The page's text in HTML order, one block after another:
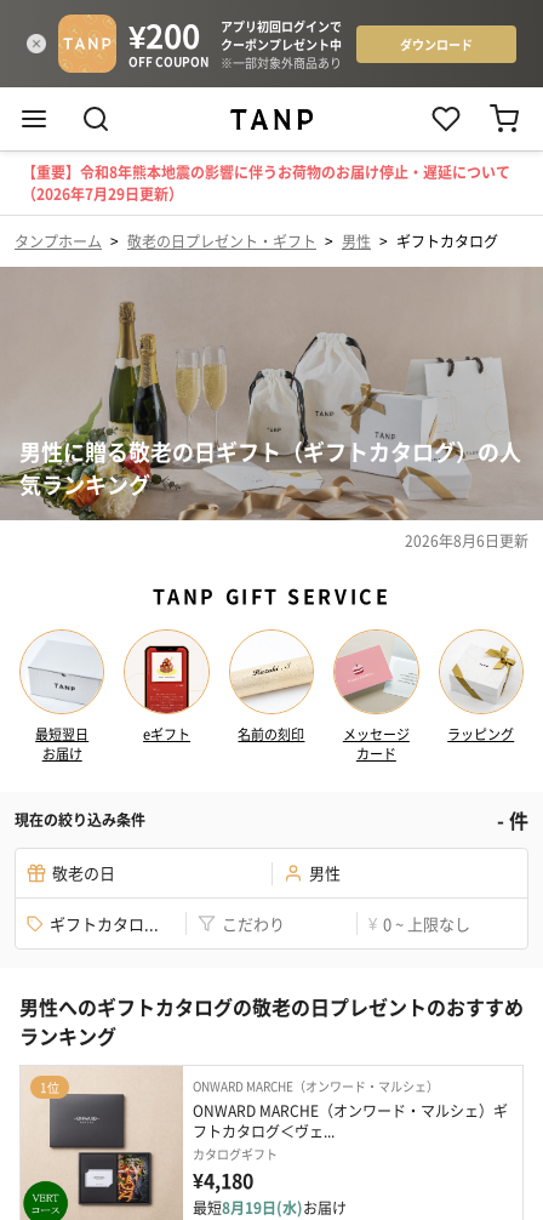
【重要】令和8年熊本地震の影響に伴うお荷物のお届け停止・遅延について
（2026年7月29日更新）
タンプホーム > 敬老の日プレゼント・ギフト > 男性 > ギフトカタログ
男性に贈る敬老の日ギフト（ギフトカタログ）の人
気ランキング
2026年8月6日更新
TANP GIFT SERVICE
最短翌日
お届け
eギフト 名前の刻印
メッセージ
カード
ラッピング
現在の絞り込み条件 -件
敬老の日 男性
ギフトカタロ... こだわり ¥ 0 ~ 上限なし
男性へのギフトカタログの敬老の日プレゼントのおすすめ
ランキング
1位 ONWARD MARCHE（オンワード・マルシェ）
ONWARD MARCHE（オンワード・マルシェ）ギ
フトカタログ＜ヴェ...
カタログギフト
¥4,180
最短8月19日(水)お届け